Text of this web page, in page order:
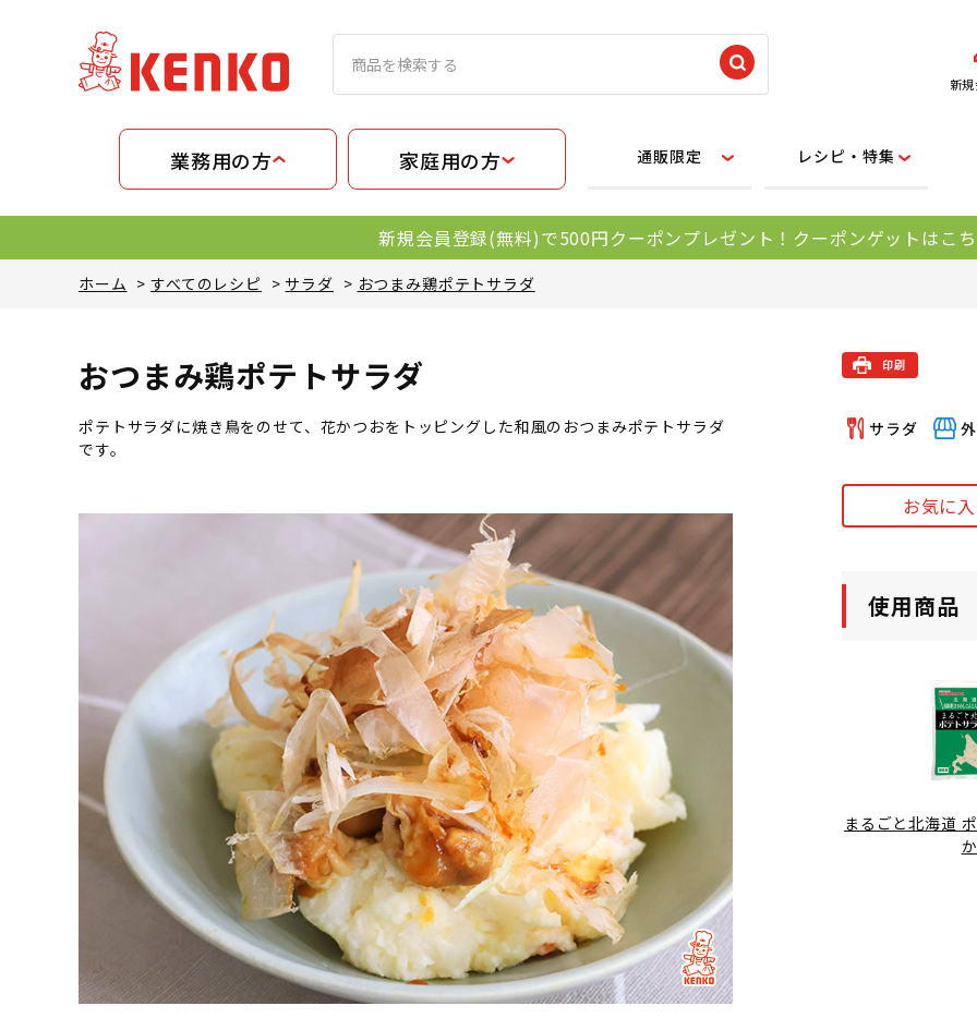
新
業務用の方 家庭用の方 通販限定 レシピ・特集
新規会員登録(無料)で500円クーポンプレゼント！クーポンゲットはこ
ホーム >すべてのレシピ > サラダ > おつまみ鶏ポテトサラダ
おつまみ鶏ポテトサラダ
ポテトサラダに焼き鳥をのせて、花かつおをトッピングした和風のおつまみポテトサラダ
です。
お気に
使用商品
まるごと北海道
か